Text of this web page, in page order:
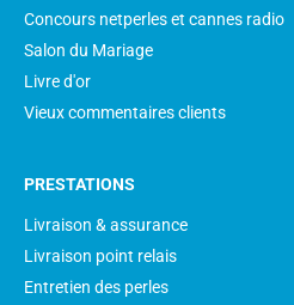
Concours netperles et cannes radio
Salon du Mariage
Livre d'or
Vieux commentaires clients
PRESTATIONS
Livraison & assurance
Livraison point relais
Entretien des perles